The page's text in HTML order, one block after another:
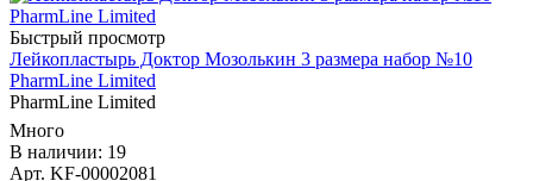
Быстрый просмотр
Лейкопластырь Доктор Мозолькин 3 размера набор №10
PharmLine Limited
PharmLine Limited
Много
В наличии: 19
Арт. KF-00002081